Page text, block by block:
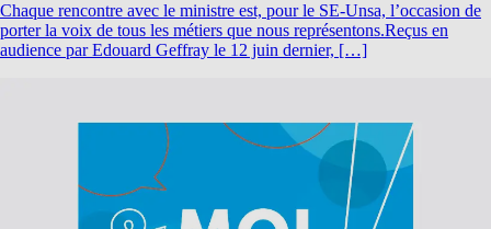
Chaque rencontre avec le ministre est, pour le SE-Unsa, l’occasion de
porter la voix de tous les métiers que nous représentons.Reçus en
audience par Edouard Geffray le 12 juin dernier, […]